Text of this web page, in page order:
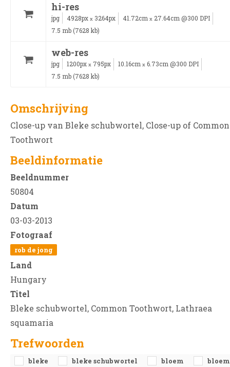
hi-res
jpg 4928px x 3264px 41.72cm x 27.64cm @300 DPI
7.5 mb (7628 kb)
web-res
jpg 1200px x 795px 10.16cm x 6.73cm @300 DPI
7.5 mb (7628 kb)
Omschrijving
Close-up van Bleke schubwortel, Close-up of Common
Toothwort
Beeldinformatie
Beeldnummer
50804
Datum
03-03-2013
Fotograaf
rob de jong
Land
Hungary
Titel
Bleke schubwortel, Common Toothwort, Lathraea
squamaria
Trefwoorden
bleke bleke schubwortel bloem